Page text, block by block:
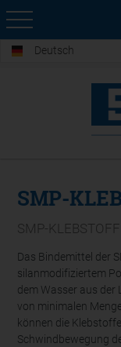
Deutsch
SMP-
SMP-
Das Bindemittel der
silanmodifiziertem
dem Wasser aus
von minimalen
können die
Schwindbewegung